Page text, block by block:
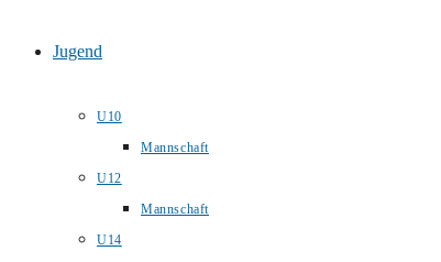
Jugend
U10
Mannschaft
U12
Mannschaft
U14